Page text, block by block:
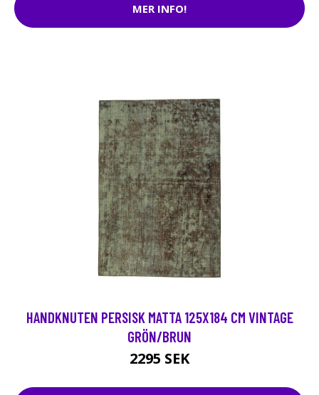
MER INFO!
HANDKNUTEN PERSISK MATTA 125X184 CM VINTAGE
GRÖN/BRUN
2295 SEK